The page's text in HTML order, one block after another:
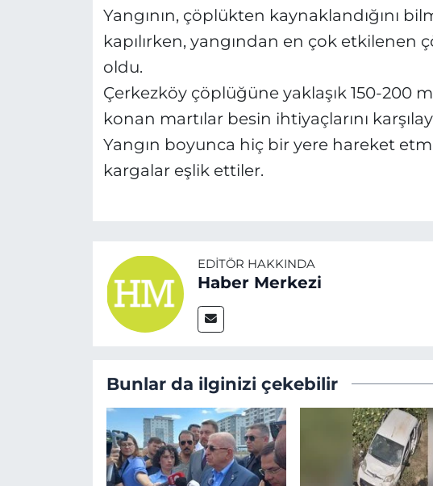
Yangının, çöplükten kaynaklandığını
kapılırken, yangından en çok
oldu.
Çerkezköy çöplüğüne yaklaşık 150-200
konan martılar besin ihtiyaçlarını
Yangın boyunca hiç bir yere hareket
kargalar eşlik ettiler.
EDITÖR HAKKINDA
Haber Merkezi
Bunlar da ilginizi çekebilir